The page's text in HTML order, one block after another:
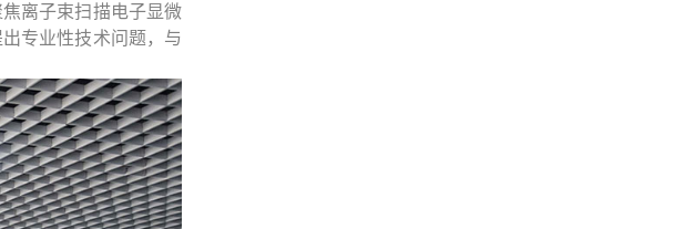
离子束扫描电子显微
专业性技术问题，与